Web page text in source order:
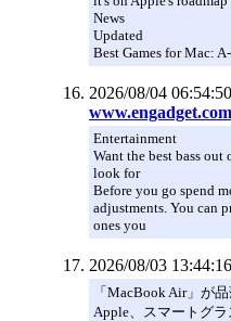
News
Updated
Best Games for Mac:
2026/08/04 06:54:50
www.engadget.com
Entertainment
Want the best bass out
look for
Before you go spend
adjustments. You can
ones you
2026/08/03 13:44:16
「MacBook Air」が
Apple、スマートグ